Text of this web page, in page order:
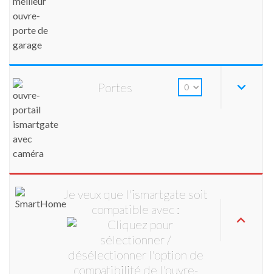
Portes
Je veux que l'ismartgate soit
compatible avec :